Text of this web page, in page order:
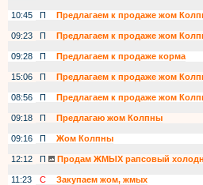
10:45
П Предлагаем к продаже жом
09:23
П Предлагаем к продаже жом
09:28
П Предлагаем к продаже корма
15:06
П Предлагаем к продаже жом
08:56
П Предлагаем к продаже жом
09:18
П Предлагаю жом Колпны
09:16
П Жом Колпны
12:12
П Продам ЖМЫХ рапсовый
11:23
С
Закупаем жом, жмых